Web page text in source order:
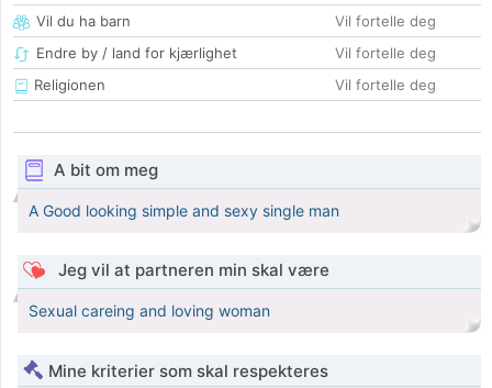
Vil du ha barn
Vil fortelle deg
Endre by / land for kjærlighet
Vil fortelle deg
Religionen
Vil fortelle deg
A bit om meg
A Good looking simple and sexy single man
Jeg vil at partneren min skal være
Sexual careing and loving woman
Mine kriterier som skal respekteres